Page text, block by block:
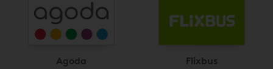
Agoda Flixbus